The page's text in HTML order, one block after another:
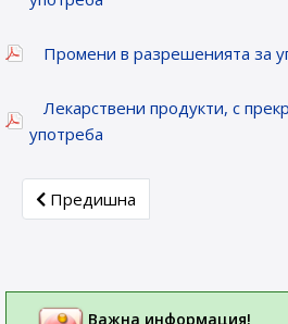
Промени в разрешенията за
Лекарствени продукти, с
употреба
Previous article:
Предишна
Важна информация!